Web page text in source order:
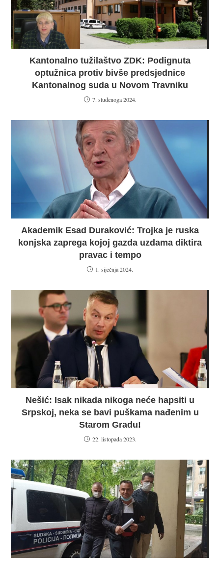
Kantonalno tužilaštvo ZDK: Podignuta
optužnica protiv bivše predsjednice
Kantonalnog suda u Novom Travniku
7. studenoga 2024.
Akademik Esad Duraković: Trojka je ruska
konjska zaprega kojoj gazda uzdama diktira
pravac i tempo
1. siječnja 2024.
Nešić: Isak nikada nikoga neće hapsiti u
Srpskoj, neka se bavi puškama nađenim u
Starom Gradu!
22. listopada 2023.